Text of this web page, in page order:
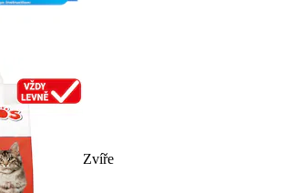
Zvíře